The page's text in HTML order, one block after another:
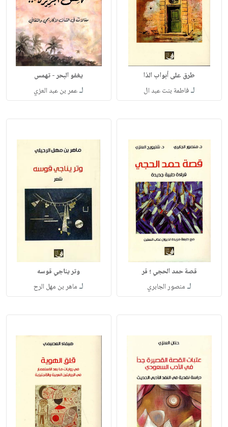
طرق على أبواب الذا
لـفاطمة بنت عبد ال
يغفو البحر - تهمس
لـعمر بن عبد العزي
قصة حمد الحجي ؛ قر
لـ منصور الجابري
وتر يناجي قوسه
لـ ماهر بن مهل الرح